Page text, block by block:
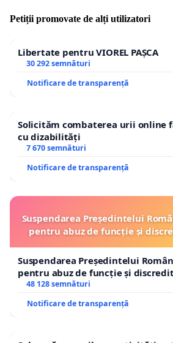
Petiții promovate de alți utilizatori
Libertate pentru VIOREL PAȘCA
30 292 semnături
Notificare de transparență
Solicităm combaterea urii online
cu dizabilități
7 670 semnături
Notificare de transparență
Suspendarea Președintelui
pentru abuz de funcție și
Suspendarea Președintelui
pentru abuz de funcție și
48 128 semnături
Notificare de transparență